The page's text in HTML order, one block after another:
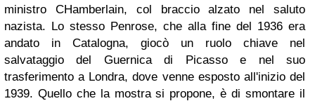
ministro CHamberlain, col braccio alzato nel saluto
nazista. Lo stesso Penrose, che alla fine del 1936 era
andato in Catalogna, giocò un ruolo chiave nel
salvataggio del Guernica di Picasso e nel suo
trasferimento a Londra, dove venne esposto all'inizio del
1939. Quello che la mostra si propone, è di smontare il